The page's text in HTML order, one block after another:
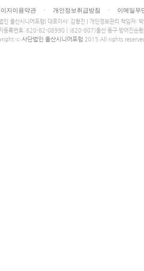
지이용약관 ㆍ 개인정보취급방침 ㆍ 이메일무
인 울산시니어포럼| 대표이사: 김형진 | 개인정보관리 책임자:
등록번호: 620-82-08990 | (620-807)울산 동구 방어진순
ⓒ 사단법인 울산시니어포럼 2015 All rights